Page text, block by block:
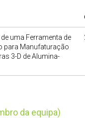
uma Ferramenta de
para Manufaturação
3-D de Alumina-
da equipa)